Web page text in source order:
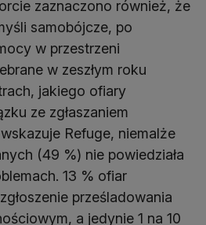
zaznaczono również, że
samobójcze, po
w przestrzeni
w zeszłym roku
jakiego ofiary
ze zgłaszaniem
Refuge, niemalże
(49 %) nie powiedziała
13 % ofiar
prześladowania
a jedynie 1 na 10